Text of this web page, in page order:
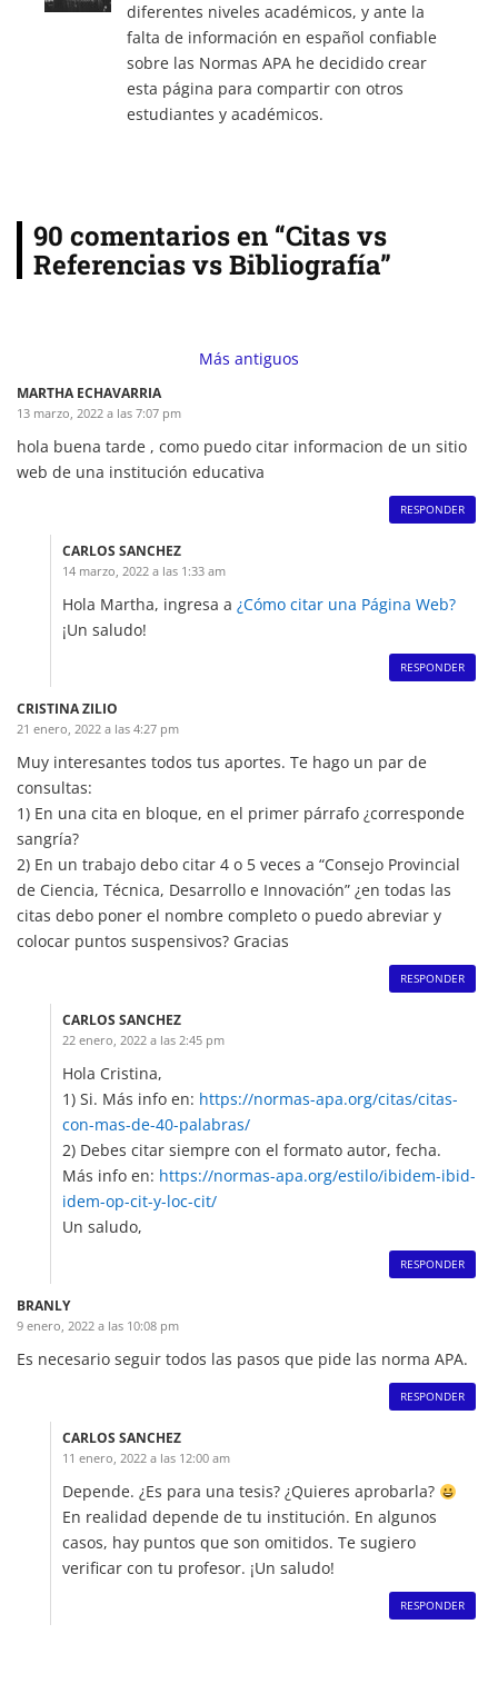
diferentes niveles académicos, y ante la
falta de información en español confiable
sobre las Normas APA he decidido crear
esta página para compartir con otros
estudiantes y académicos.
90 comentarios en “Citas vs
Referencias vs Bibliografía”
Más antiguos
MARTHA ECHAVARRIA
13 marzo, 2022 a las 7:07 pm
hola buena tarde , como puedo citar informacion de un sitio
web de una institución educativa
RESPONDER
CARLOS SANCHEZ
14 marzo, 2022 a las 1:33 am
Hola Martha, ingresa a ¿Cómo citar una Página Web?
¡Un saludo!
RESPONDER
CRISTINA ZILIO
21 enero, 2022 a las 4:27 pm
Muy interesantes todos tus aportes. Te hago un par de
consultas:
1) En una cita en bloque, en el primer párrafo ¿corresponde
sangría?
2) En un trabajo debo citar 4 o 5 veces a “Consejo Provincial
de Ciencia, Técnica, Desarrollo e Innovación” ¿en todas las
citas debo poner el nombre completo o puedo abreviar y
colocar puntos suspensivos? Gracias
RESPONDER
CARLOS SANCHEZ
22 enero, 2022 a las 2:45 pm
Hola Cristina,
1) Si. Más info en: https://normas-apa.org/citas/citas-
con-mas-de-40-palabras/
2) Debes citar siempre con el formato autor, fecha.
Más info en: https://normas-apa.org/estilo/ibidem-ibid-
idem-op-cit-y-loc-cit/
Un saludo,
RESPONDER
BRANLY
9 enero, 2022 a las 10:08 pm
Es necesario seguir todos las pasos que pide las norma APA.
RESPONDER
CARLOS SANCHEZ
11 enero, 2022 a las 12:00 am
Depende. ¿Es para una tesis? ¿Quieres aprobarla?
En realidad depende de tu institución. En algunos
casos, hay puntos que son omitidos. Te sugiero
verificar con tu profesor. ¡Un saludo!
RESPONDER